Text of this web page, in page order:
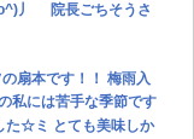
丿 院長ごちそうさ
扇本です！！ 梅雨入
私には苦手な季節です
た☆ミ とても美味しか